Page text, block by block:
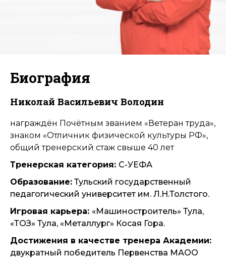
Биография
Николай Васильевич Володин
награждён Почётным званием «Ветеран труда»,
знаком «Отличник физической культуры РФ»,
общий тренерский стаж свыше 40 лет
Тренерская категория: С-УЕФА
Образование: Тульский государственный
педагогический университет им. Л.Н.Толстого.
Игровая карьера: «Машиностроитель» Тула,
«ТОЗ» Тула, «Металлург» Косая Гора.
Достижения в качестве тренера Академии:
двукратный победитель Первенства МАОО